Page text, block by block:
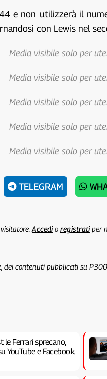
e non utilizzerà il
con Lewis nel
Media visibile solo per
Media visibile solo per
Media visibile solo per
Media visibile solo per
Media visibile solo per
TELEGRAM
Accedio registratiper
dei contenuti pubblicati su
le Ferrari sprecano,
YouTube e Facebook